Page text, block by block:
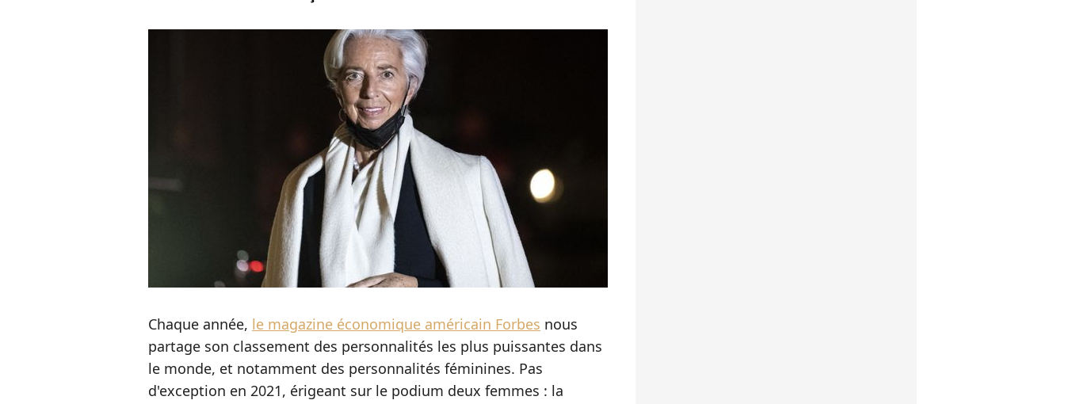
Chaque année, le magazine économique américain Forbes nous
partage son classement des personnalités les plus puissantes dans
le monde, et notamment des personnalités féminines. Pas
d'exception en 2021, érigeant sur le podium deux femmes : la